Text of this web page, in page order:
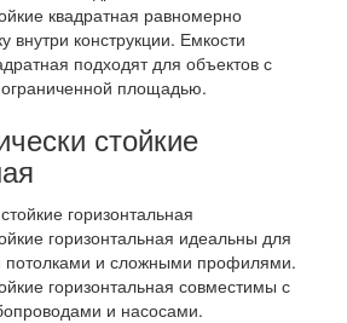
квадратная равномерно
внутри конструкции. Емкости
подходят для объектов с
площадью.
стойкие
горизонтальная идеальны для
и сложными профилями.
горизонтальная совместимы с
и насосами.